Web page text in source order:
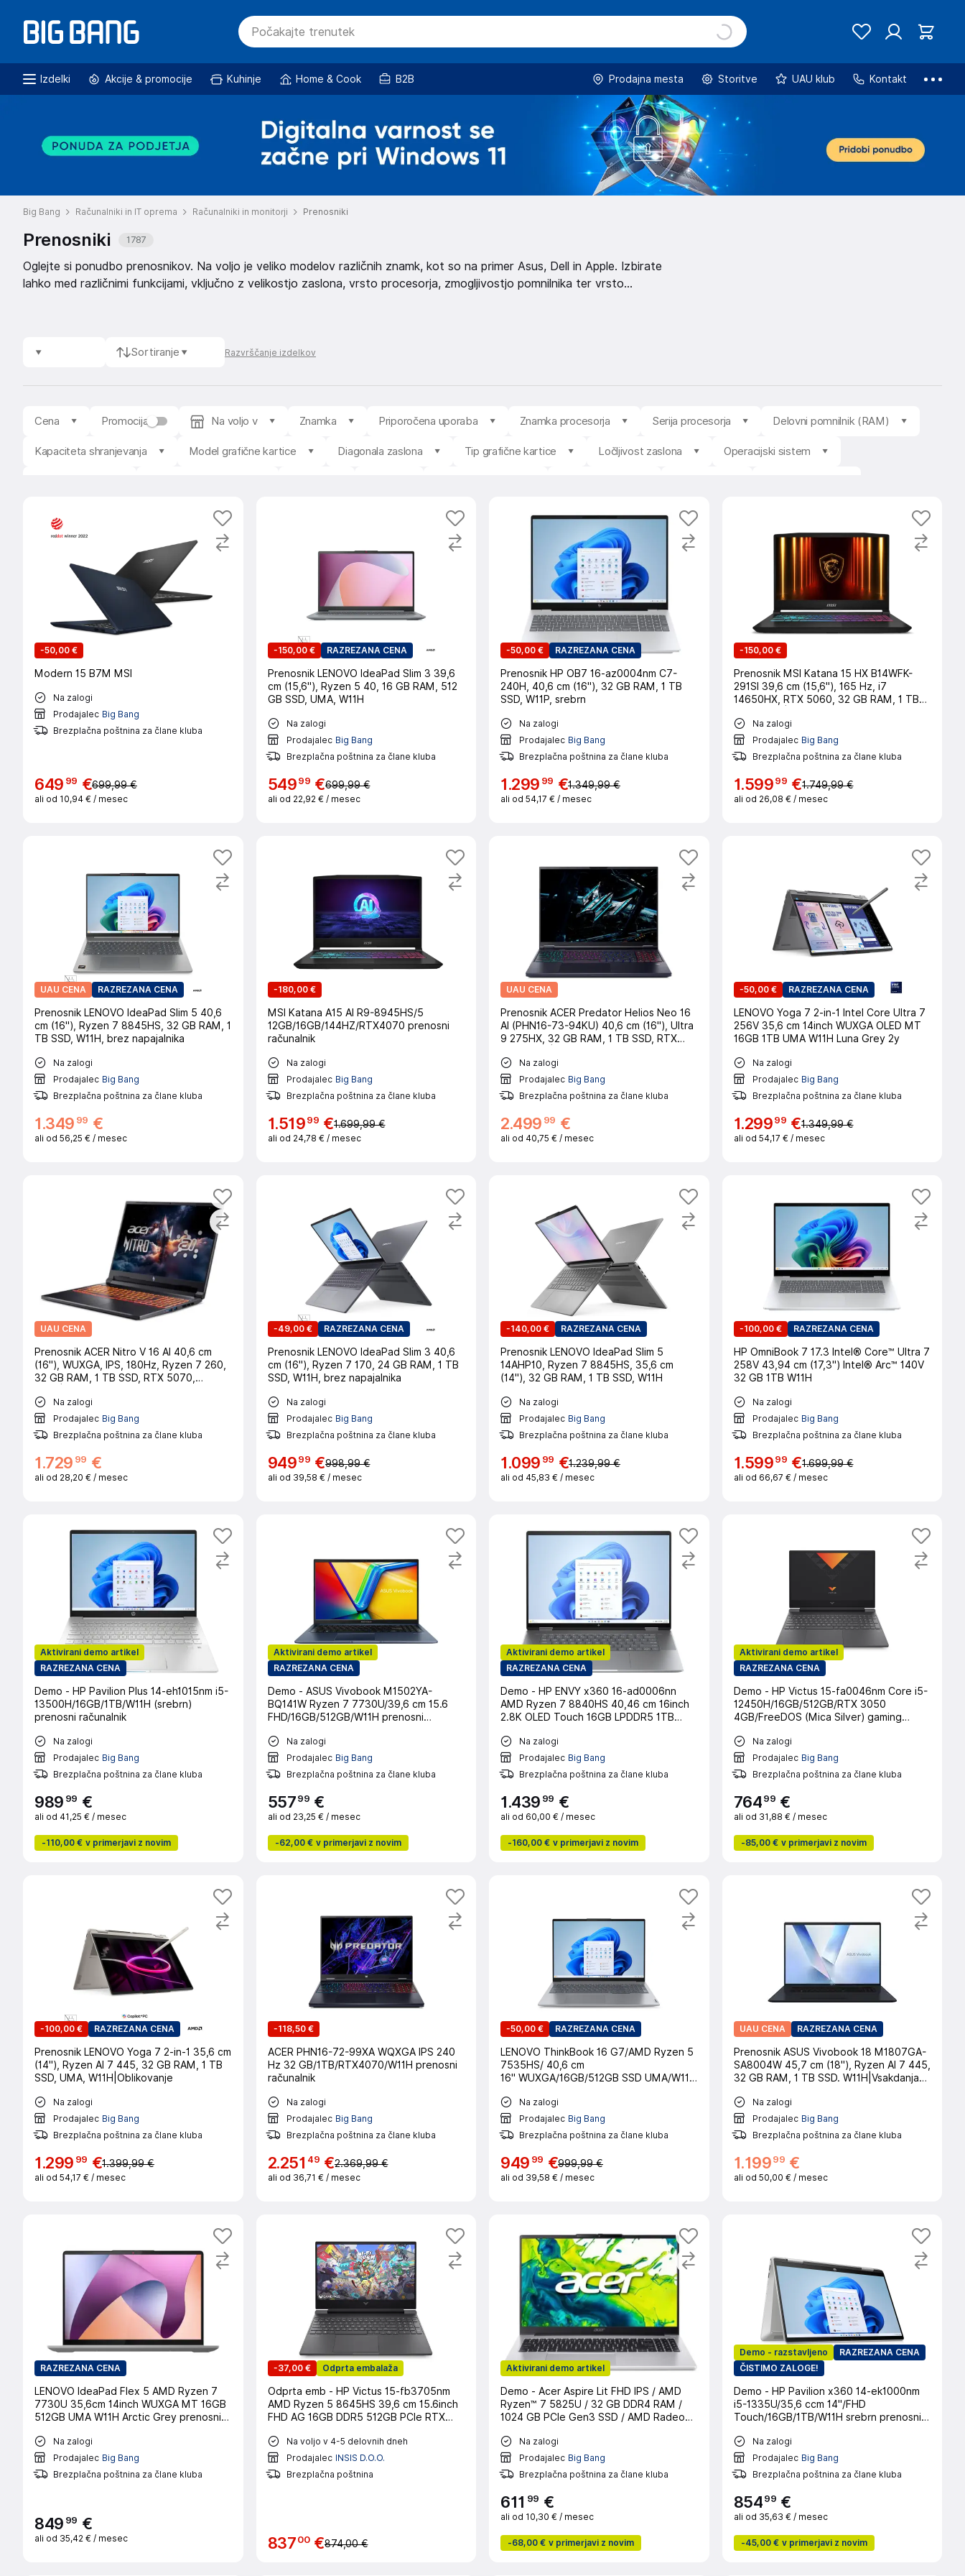
Izdelki Akcije & promocije Kuhinje Home & Cook B2B Prodajna mesta Storitve UAU klub Kontakt
Big Bang Računalniki in IT oprema Računalniki in monitorji Prenosniki
Prenosniki 1787
Oglejte si ponudbo prenosnikov. Na voljo je veliko modelov različnih znamk, kot so na primer Asus, Dell in Apple. Izbirate
lahko med različnimi funkcijami, vključno z velikostjo zaslona, vrsto procesorja, zmogljivostjo pomnilnika ter vrsto
Sortiranje Razvrščanje izdelkov
Cena Promocija Na voljo v Znamka Priporočena uporaba Znamka procesorja Serija procesorja Delovni pomnilnik (RAM)
Kapaciteta shranjevanja Model grafične kartice Diagonala zaslona Tip grafične kartice Ločljivost zaslona Operacijski sistem
-50,00 €
Modern 15 B7M MSI
Na zalogi
Prodajalec Big Bang
Brezplačna poštnina za člane kluba
649 99 €699,99 €
ali od 10,94 € / mesec
-150,00 € RAZREZANA CENA
Prenosnik LENOVO IdeaPad Slim 3 39,6
cm (15,6"), Ryzen 5 40, 16 GB RAM, 512
GB SSD, UMA, W11H
Na zalogi
Prodajalec Big Bang
Brezplačna poštnina za člane kluba
54999 €699,99 €
ali od 22,92 € / mesec
-50,00 € RAZREZANA CENA
Prenosnik HP OB7 16-az0004nm C7-
240H, 40,6 cm (16"), 32 GB RAM, 1 TB
SSD, W11P, srebrn
Na zalogi
Prodajalec Big Bang
Brezplačna poštnina za člane kluba
1.299 99 €1.349,99 €
ali od 54,17 € / mesec
-150,00 €
Prenosnik MSI Katana 15 HX B14WFK-
291SI 39,6 cm (15,6"), 165 Hz, i7
14650HX, RTX 5060, 32 GB RAM, 1 TB
Na zalogi
Prodajalec Big Bang
Brezplačna poštnina za člane kluba
1.59999 €1.749,99 €
ali od 26,08 € / mesec
UAU CENA RAZREZANA CENA
Prenosnik LENOVO IdeaPad Slim 5 40,6
cm (16"), Ryzen 7 8845HS, 32 GB RAM, 1
TB SSD, W11H, brez napajalnika
Na zalogi
Prodajalec Big Bang
Brezplačna poštnina za člane kluba
1.349 99 €
ali od 56,25 € / mesec
-180,00 €
MSI Katana A15 AI R9-8945HS/5
12GB/16GB/144HZ/RTX4070 prenosni
računalnik
Na zalogi
Prodajalec Big Bang
Brezplačna poštnina za člane kluba
1.51999 €1.699,99 €
ali od 24,78 € / mesec
UAU CENA
Prenosnik ACER Predator Helios Neo 16
AI (PHN16-73-94KU) 40,6 cm (16"), Ultra
9 275HX, 32 GB RAM, 1 TB SSD, RTX
Na zalogi
Prodajalec Big Bang
Brezplačna poštnina za člane kluba
2.499 99 €
ali od 40,75 € / mesec
-50,00 € RAZREZANA CENA
LENOVO Yoga 7 2-in-1 Intel Core Ultra 7
256V 35,6 cm 14inch WUXGA OLED MT
16GB 1TB UMA W11H Luna Grey 2y
Na zalogi
Prodajalec Big Bang
Brezplačna poštnina za člane kluba
1.29999 €1.349,99 €
ali od 54,17 € / mesec
UAU CENA
Prenosnik ACER Nitro V 16 AI 40,6 cm
(16"), WUXGA, IPS, 180Hz, Ryzen 7 260,
32 GB RAM, 1 TB SSD, RTX 5070,
Na zalogi
Prodajalec Big Bang
Brezplačna poštnina za člane kluba
1.729 99 €
ali od 28,20 € / mesec
-49,00 € RAZREZANA CENA
Prenosnik LENOVO IdeaPad Slim 3 40,6
cm (16"), Ryzen 7 170, 24 GB RAM, 1 TB
SSD, W11H, brez napajalnika
Na zalogi
Prodajalec Big Bang
Brezplačna poštnina za člane kluba
94999 €998,99 €
ali od 39,58 € / mesec
-140,00 € RAZREZANA CENA
Prenosnik LENOVO IdeaPad Slim 5
14AHP10, Ryzen 7 8845HS, 35,6 cm
(14"), 32 GB RAM, 1 TB SSD, W11H
Na zalogi
Prodajalec Big Bang
Brezplačna poštnina za člane kluba
1.099 99 €1.239,99 €
ali od 45,83 € / mesec
-100,00 € RAZREZANA CENA
HP OmniBook 7 17.3 Intel® Core™ Ultra 7
258V 43,94 cm (17,3") Intel® Arc™ 140V
32 GB 1TB W11H
Na zalogi
Prodajalec Big Bang
Brezplačna poštnina za člane kluba
1.59999 €1.699,99 €
ali od 66,67 € / mesec
Aktivirani demo artikel
RAZREZANA CENA
Demo - HP Pavilion Plus 14-eh1015nm i5-
13500H/16GB/1TB/W11H (srebrn)
prenosni računalnik
Na zalogi
Prodajalec Big Bang
Brezplačna poštnina za člane kluba
989 99 €
ali od 41,25 € / mesec
-110,00 € v primerjavi z novim
Aktivirani demo artikel
RAZREZANA CENA
Demo - ASUS Vivobook M1502YA-
BQ141W Ryzen 7 7730U/39,6 cm 15.6
FHD/16GB/512GB/W11H prenosni
Na zalogi
Prodajalec Big Bang
Brezplačna poštnina za člane kluba
55799 €
ali od 23,25 € / mesec
-62,00 € v primerjavi z novim
Aktivirani demo artikel
RAZREZANA CENA
Demo - HP ENVY x360 16-ad0006nn
AMD Ryzen 7 8840HS 40,46 cm 16inch
2.8K OLED Touch 16GB LPDDR5 1TB
računalnik
Na zalogi
Prodajalec Big Bang
Brezplačna poštnina za člane kluba
1.439 99 €
ali od 60,00 € / mesec
-160,00 € v primerjavi z novim
Aktivirani demo artikel
RAZREZANA CENA
Demo - HP Victus 15-fa0046nm Core i5-
12450H/16GB/512GB/RTX 3050
4GB/FreeDOS (Mica Silver) gaming
Na zalogi
Prodajalec Big Bang
Brezplačna poštnina za člane kluba
76499 €
ali od 31,88 € / mesec
-85,00 € v primerjavi z novim
-100,00 € RAZREZANA CENA
Prenosnik LENOVO Yoga 7 2-in-1 35,6 cm
(14"), Ryzen AI 7 445, 32 GB RAM, 1 TB
SSD, UMA, W11H|Oblikovanje
Na zalogi
Prodajalec Big Bang
Brezplačna poštnina za člane kluba
1.299 99 €1.399,99 €
ali od 54,17 € / mesec
-118,50 €
ACER PHN16-72-99XA WQXGA IPS 240
Hz 32 GB/1TB/RTX4070/W11H prenosni
računalnik
Na zalogi
Prodajalec Big Bang
Brezplačna poštnina za člane kluba
2.251 49 €2.369,99 €
ali od 36,71 € / mesec
-50,00 € RAZREZANA CENA
LENOVO ThinkBook 16 G7/AMD Ryzen 5
7535HS/ 40,6 cm
16" WUXGA/16GB/512GB SSD UMA/W11H
Na zalogi
Prodajalec Big Bang
Brezplačna poštnina za člane kluba
949 99 €999,99 €
ali od 39,58 € / mesec
UAU CENA RAZREZANA CENA
Prenosnik ASUS Vivobook 18 M1807GA-
SA8004W 45,7 cm (18"), Ryzen AI 7 445,
32 GB RAM, 1 TB SSD. W11H|Vsakdanja
Na zalogi
Prodajalec Big Bang
Brezplačna poštnina za člane kluba
1.19999 €
ali od 50,00 € / mesec
RAZREZANA CENA
LENOVO IdeaPad Flex 5 AMD Ryzen 7
7730U 35,6cm 14inch WUXGA MT 16GB
512GB UMA W11H Arctic Grey prenosni
Na zalogi
Prodajalec Big Bang
Brezplačna poštnina za člane kluba
849 99 €
ali od 35,42 € / mesec
-37,00 € Odprta embalaža
Odprta emb - HP Victus 15-fb3705nm
AMD Ryzen 5 8645HS 39,6 cm 15.6inch
FHD AG 16GB DDR5 512GB PCIe RTX
računalnNa voljo v 4-5 delovnih dneh
Prodajalec INSIS D.O.O.
Brezplačna poštnina
83700 €874,00 €
Aktivirani demo artikel
Demo - Acer Aspire Lit FHD IPS / AMD
Ryzen™ 7 5825U / 32 GB DDR4 RAM /
1024 GB PCIe Gen3 SSD / AMD Radeon™
Na zalogi
Prodajalec Big Bang
Brezplačna poštnina za člane kluba
611 99 €
ali od 10,30 € / mesec
-68,00 € v primerjavi z novim
Demo - razstavljeno
RAZREZANA CENA
ČISTIMO ZALOGE!
Demo - HP Pavilion x360 14-ek1000nm
i5-1335U/35,6 ccm 14"/FHD
Touch/16GB/1TB/W11H srebrn prenosni
Na zalogi
Prodajalec Big Bang
Brezplačna poštnina za člane kluba
85499 €
ali od 35,63 € / mesec
-45,00 € v primerjavi z novim